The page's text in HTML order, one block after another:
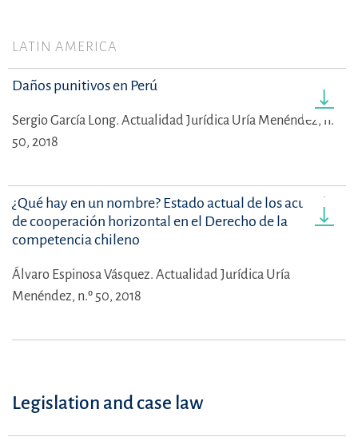
LATIN AMERICA
Daños punitivos en Perú
Sergio García Long. Actualidad Jurídica Uría Menéndez, n.º
50, 2018
¿Qué hay en un nombre? Estado actual de los acuerdos
de cooperación horizontal en el Derecho de la
competencia chileno
Álvaro Espinosa Vásquez. Actualidad Jurídica Uría
Menéndez, n.º 50, 2018
Legislation and case law